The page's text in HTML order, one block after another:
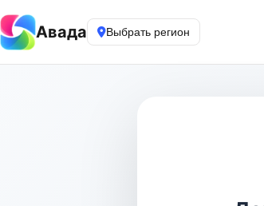
Авада Выбрать регион